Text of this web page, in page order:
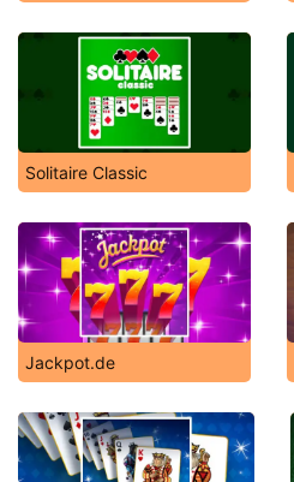
Solitaire Classic
Jackpot.de